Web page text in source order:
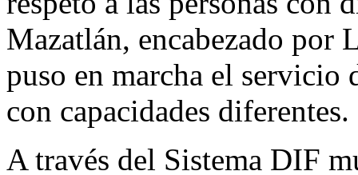
Mazatlán, encabezado por
puso en marcha el servicio
con capacidades diferentes.
A través del Sistema DIF